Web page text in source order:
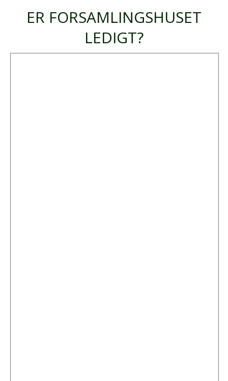
ER FORSAMLINGSHUSET
LEDIGT?